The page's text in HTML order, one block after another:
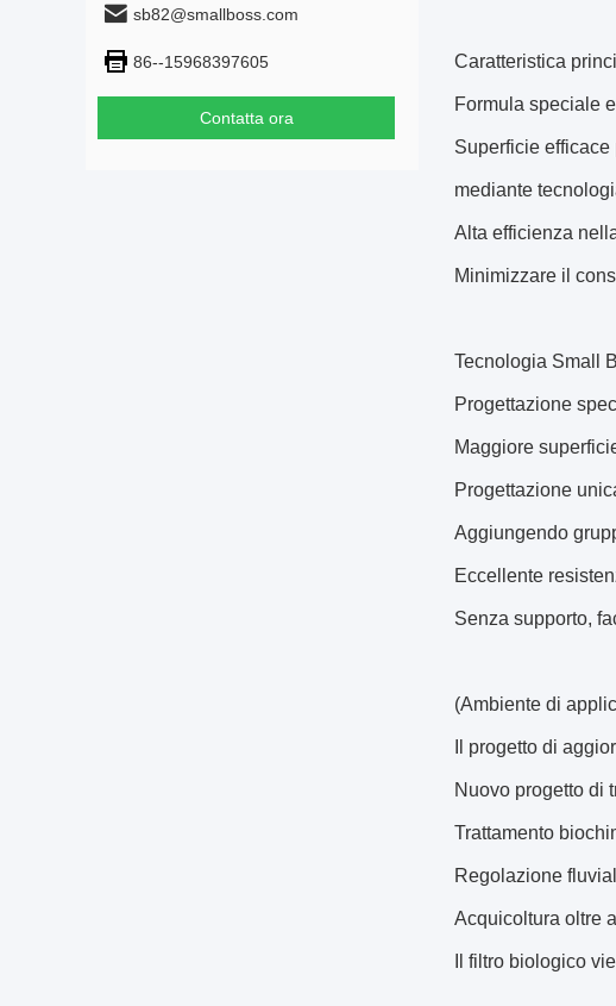
sb82@smallboss.com
86--15968397605
Contatta ora
Caratteristica
Formula speciale
Superficie
mediante
Alta efficienza
Minimizzare il
Tecnologia Small
Progettazione
Maggiore
Progettazione
Aggiungendo
Eccellente
Senza supporto,
(Ambiente di
Il progetto di
Nuovo progetto di
Trattamento
Regolazione
Acquicoltura oltre
Il filtro biologico